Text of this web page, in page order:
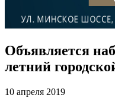
Объявляется
летний
10 апреля 2019